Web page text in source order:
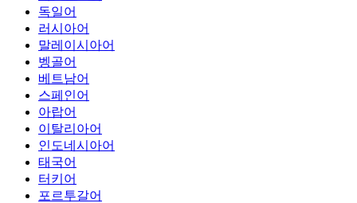
독일어
러시아어
말레이시아어
벵골어
베트남어
스페인어
아랍어
이탈리아어
인도네시아어
태국어
터키어
포르투갈어